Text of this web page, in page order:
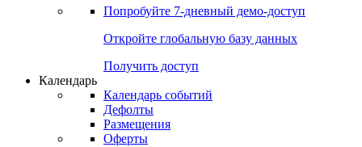
Попробуйте 7-дневный демо-доступ
Откройте глобальную базу данных
Получить доступ
Календарь
Календарь событий
Дефолты
Размещения
Оферты